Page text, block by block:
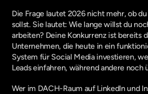
Die Frage lautet 2026 nicht mehr, ob
sollst. Sie lautet: Wie lange willst du
arbeiten? Deine Konkurrenz ist bereits
Unternehmen, die heute in ein
System für Social Media investieren,
Leads einfahren, während andere noch
Wer im DACH-Raum auf LinkedIn und